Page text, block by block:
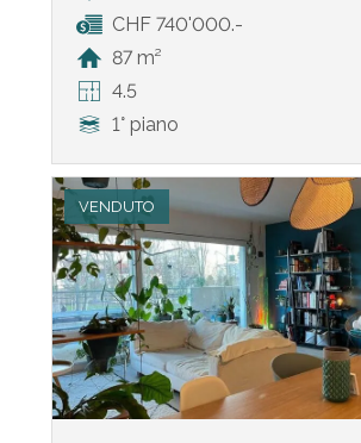
CHF 740'000.-
87 m²
4.5
1° piano
VENDUTO